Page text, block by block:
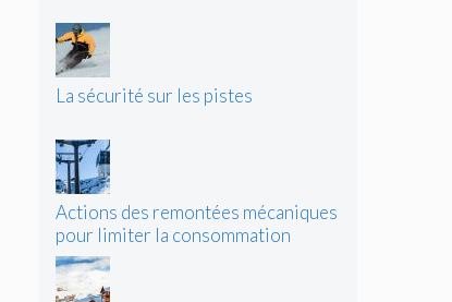
La sécurité sur les pistes
Actions des remontées mécaniques
pour limiter la consommation
d’énergie